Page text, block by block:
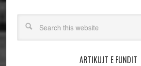
ARTIKUJT E FUNDIT